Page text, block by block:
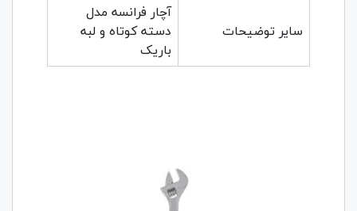
سایر توضیحات
آچار فرانسه مدل
دسته کوتاه و لبه
باریک